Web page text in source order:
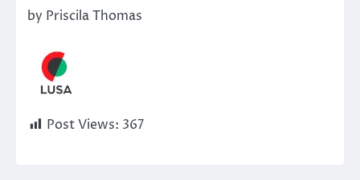
by Priscila Thomas
Post Views: 367